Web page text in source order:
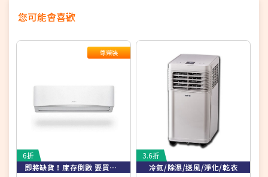
您可能會喜歡
尊榮裝
6折
即將缺貨！庫存倒數 要買要快！
3.6折
冷氣/除濕/送風/淨化/乾衣